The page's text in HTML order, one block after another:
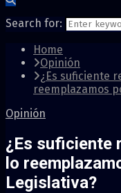
Search for:
Home
Opinión
¿Es suficiente
reemplazamos
Opinión
¿Es suficiente
lo
Legislativa?